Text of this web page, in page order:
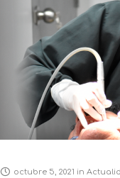
octubre 5, 2021 in